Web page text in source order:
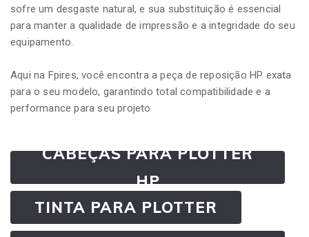
sofre um desgaste natural, e sua substituição é essencial
para manter a qualidade de impressão e a integridade do seu
equipamento.
Aqui na Fpires, você encontra a peça de reposição HP exata
para o seu modelo, garantindo total compatibilidade e a
performance para seu projeto
CABEÇAS PARA PLOTTER
HP
TINTA PARA PLOTTER